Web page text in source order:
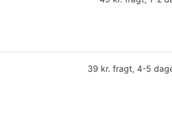
39 kr. fragt, 4-5